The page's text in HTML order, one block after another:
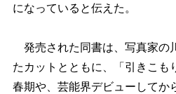
になっていると伝えた。
発売された同書は、写真家の
たカットとともに、「引きこも
春期や、芸能界デビューしてか